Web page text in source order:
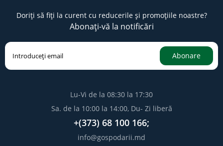
Doriți să fiți la curent cu reducerile și promoțiile noastre?
Abonați-vă la notificări
Abonare
Lu-Vi de la 08:30 la 17:30
Sa. de la 10:00 la 14:00, Du- Zi liberă
+(373) 68 100 166;
info@gospodarii.md